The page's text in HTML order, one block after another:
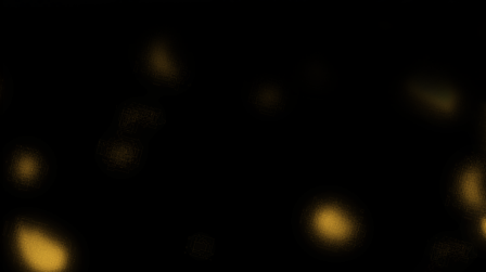
バスケ☆FIVE～日本バスケ応援
Get Sports